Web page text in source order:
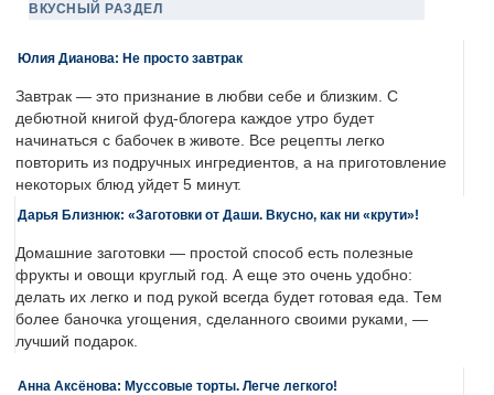
ВКУСНЫЙ РАЗДЕЛ
Юлия Дианова: Не просто завтрак
Завтрак — это признание в любви себе и близким. С
дебютной книгой фуд-блогера каждое утро будет
начинаться с бабочек в животе. Все рецепты легко
повторить из подручных ингредиентов, а на приготовление
некоторых блюд уйдет 5 минут.
Дарья Близнюк: «Заготовки от Даши. Вкусно, как ни «крути»!
Домашние заготовки — простой способ есть полезные
фрукты и овощи круглый год. А еще это очень удобно:
делать их легко и под рукой всегда будет готовая еда. Тем
более баночка угощения, сделанного своими руками, —
лучший подарок.
Анна Аксёнова: Муссовые торты. Легче легкого!